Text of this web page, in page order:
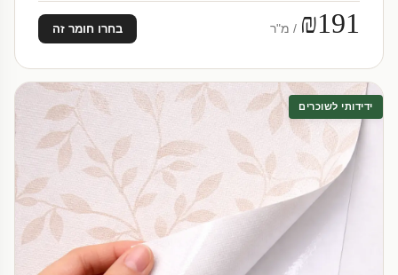
₪191 / מ"ר בחרו חומר זה
ידידותי לשוכרים